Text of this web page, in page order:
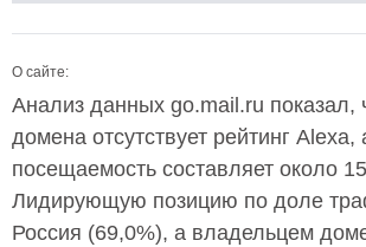
О сайте:
Анализ данных go.mail.ru показал,
домена отсутствует рейтинг Alexa,
посещаемость составляет около
Лидирующую позицию по доле
Россия (69,0%), а владельцем